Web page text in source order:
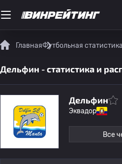
ГлавнаяФутбольная статистика
Дельфин - статистика и
Дельфин
Эквадор
Все